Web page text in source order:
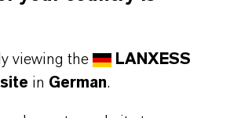
von 5 Prozent Pigment
konnte ein nachträglicher
ergänzt der
viewing the
LANXESS
in German.